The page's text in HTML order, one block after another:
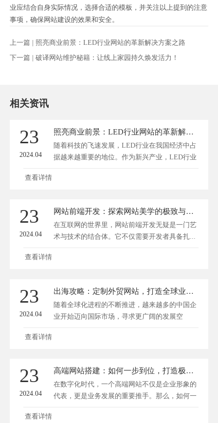
业应结合自身实际情况，选择合适的模板，并关注以上提到的注意
事项，确保网站建设的效果和安全。
上一篇 | 照亮商业前景：LED行业网站的革新解决方案之路
下一篇 | 破译网站维护秘籍：让线上家园持久焕发活力！
相关资讯
23
2024.04
照亮商业前景：LED行业网站的革新解决方案之路
随着科技的飞速发展，LED行业在我国经济中占
据越来越重要的地位。作为新兴产业，LED行业
的...
查看详情
23
2024.04
网站前端开发：探索网站美学的极致与性能的和谐
在互联网的世界里，网站前端开发无疑是一门艺
术与技术的结合体。它不仅需要开发者具备扎...
查看详情
23
2024.04
出海攻略：定制外贸网站，打造全球业务新旗舰
随着全球化进程的不断推进，越来越多的中国企
业开始迈向国际市场，寻求更广阔的发展空
间。...
查看详情
23
2024.04
高端网站搭建：如何一步到位，打造极致高端网站？
在数字化时代，一个高端网站不仅是企业形象的
代表，更是业务发展的重要推手。那么，如何一
步...
查看详情